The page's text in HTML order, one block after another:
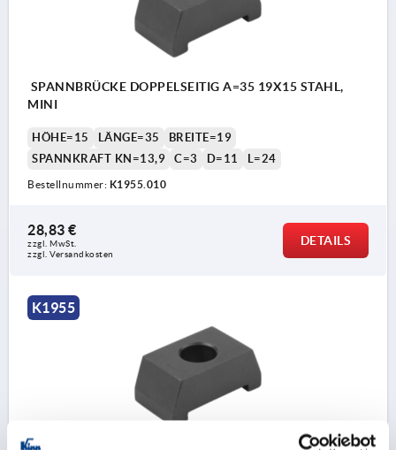
SPANNBRÜCKE DOPPELSEITIG A=35 19X15 STAHL,
MINI
HÖHE=15 LÄNGE=35
BREITE=19
SPANNKRAFT KN=13,9
C=3 D=11 L=24
Bestellnummer: K1955.010
28,83 €
zzgl. MwSt.
zzgl. Versandkosten
DETAILS
K1955